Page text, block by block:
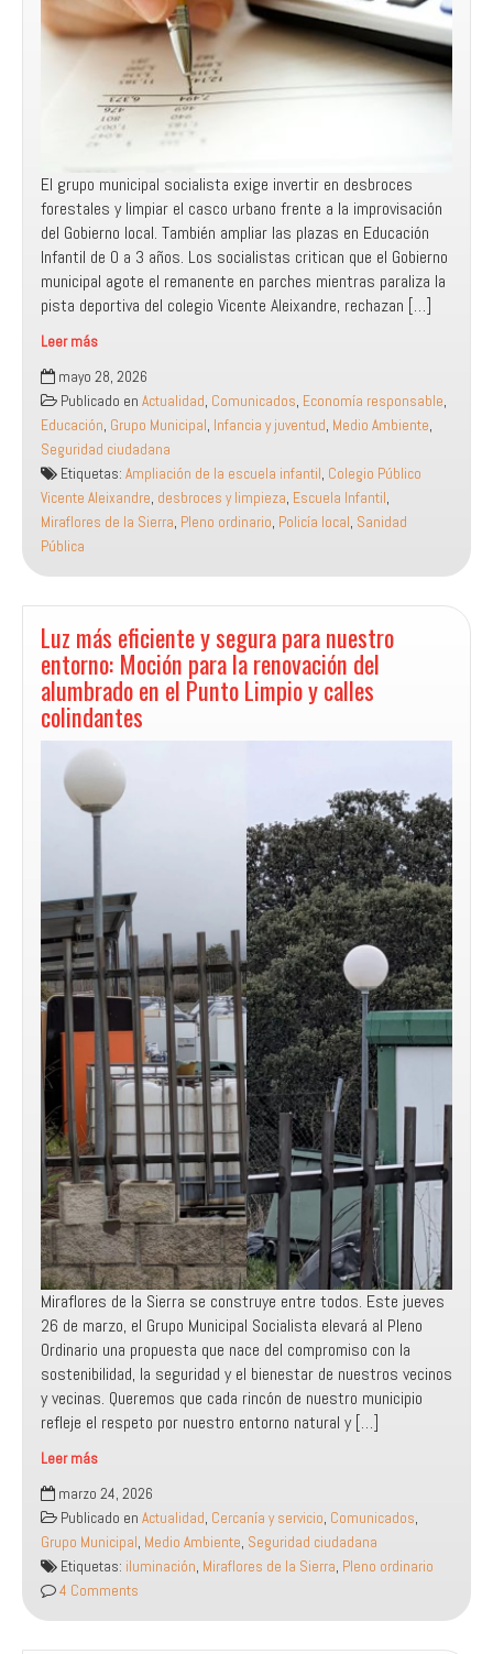
​El grupo municipal socialista exige invertir en desbroces
forestales y limpiar el casco urbano frente a la improvisación
del Gobierno local. También ampliar las plazas en Educación
Infantil de 0 a 3 años. Los socialistas critican que el Gobierno
municipal agote el remanente en parches mientras paraliza la
pista deportiva del colegio Vicente Aleixandre, rechazan […]
Leer más
El
PSOE
denuncia
el
gasto
de
860.000
euros
de
ahorros
en
parches
cortoplacistas
mayo 28, 2026
Publicado en Actualidad, Comunicados, Economía responsable,
Educación, Grupo Municipal, Infancia y juventud, Medio Ambiente,
Seguridad ciudadana
Etiquetas: Ampliación de la escuela infantil, Colegio Público
Vicente Aleixandre, desbroces y limpieza, Escuela Infantil,
Miraflores de la Sierra, Pleno ordinario, Policía local, Sanidad
Pública
Luz más eficiente y segura para nuestro
entorno: Moción para la renovación del
alumbrado en el Punto Limpio y calles
colindantes
Miraflores de la Sierra se construye entre todos. Este jueves
26 de marzo, el Grupo Municipal Socialista elevará al Pleno
Ordinario una propuesta que nace del compromiso con la
sostenibilidad, la seguridad y el bienestar de nuestros vecinos
y vecinas. Queremos que cada rincón de nuestro municipio
refleje el respeto por nuestro entorno natural y […]
Leer más
Luz
más
eficiente
y
segura
para
nuestro
marzo 24, 2026
Publicado en Actualidad, Cercanía y servicio, Comunicados,
Grupo Municipal, Medio Ambiente, Seguridad ciudadana
Etiquetas: iluminación, Miraflores de la Sierra, Pleno ordinario
4 Comments